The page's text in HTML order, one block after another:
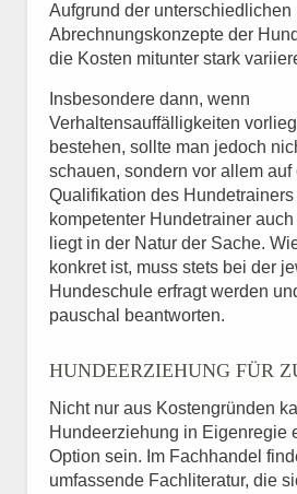
Aufgrund der unterschiedlichen
Abrechnungskonzepte der
die Kosten mitunter stark
Insbesondere dann, wenn
Verhaltensauffälligkeiten
bestehen, sollte man jedoch
schauen, sondern vor allem
Qualifikation des
kompetenter Hundetrainer
liegt in der Natur der Sache.
konkret ist, muss stets bei der
Hundeschule erfragt werden
pauschal beantworten.
HUNDEERZIEHUNG FÜR
Nicht nur aus Kostengründen
Hundeerziehung in Eigenregie
Option sein. Im Fachhandel
umfassende Fachliteratur, die